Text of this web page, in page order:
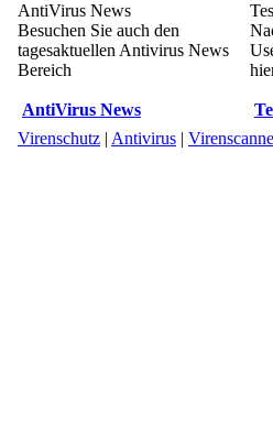
AntiVirus News
Besuchen Sie auch den
tagesaktuellen Antivirus News
Bereich
AntiVirus News
Virenschutz | Antivirus |